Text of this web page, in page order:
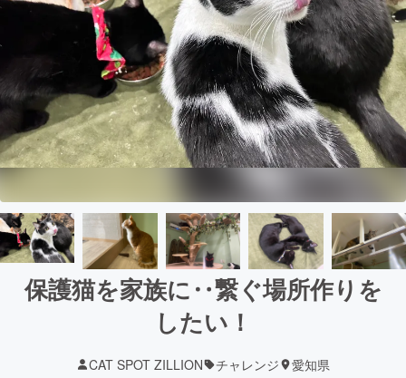
保護猫を家族に‥繋ぐ場所作りを
したい！
CAT SPOT ZILLION チャレンジ 愛知県